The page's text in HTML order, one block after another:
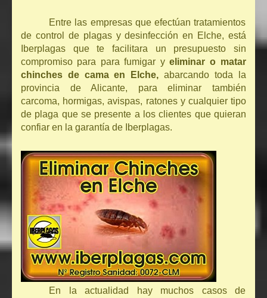
Entre las empresas que efectúan tratamientos
de control de plagas y desinfección en Elche, está
Iberplagas que te facilitara un presupuesto sin
compromiso para para fumigar y eliminar o matar
chinches de cama en Elche, abarcando toda la
provincia de Alicante, para eliminar también
carcoma, hormigas, avispas, ratones y cualquier tipo
de plaga que se presente a los clientes que quieran
confiar en la garantía de Iberplagas.
En la actualidad hay muchos casos de